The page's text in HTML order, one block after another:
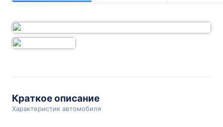
Краткое описание
Характеристик автомобиля